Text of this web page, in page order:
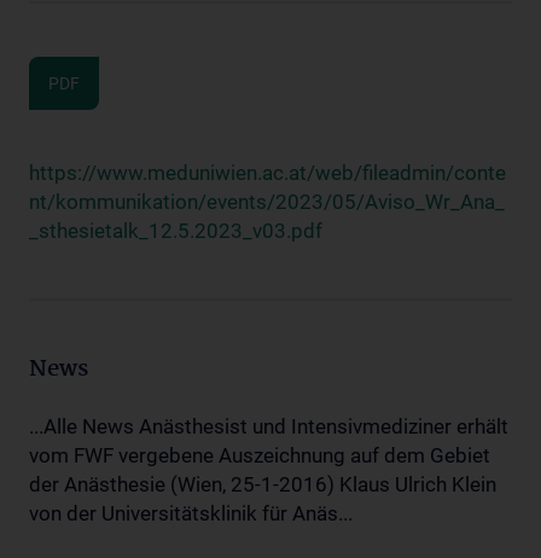
PDF
https://www.meduniwien.ac.at/web/fileadmin/conte
nt/kommunikation/events/2023/05/Aviso_Wr_Ana_
_sthesietalk_12.5.2023_v03.pdf
News
...Alle News Anästhesist und Intensivmediziner erhält
vom FWF vergebene Auszeichnung auf dem Gebiet
der Anästhesie (Wien, 25-1-2016) Klaus Ulrich Klein
von der Universitätsklinik für Anäs...